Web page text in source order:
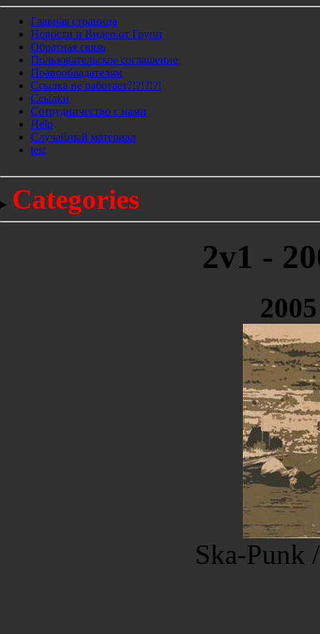
Главная страница
Новости и Видео от Групп
Обратная связь
Пользовательское соглашение
Правообладателям
Ссылка не работает?!?!?!?!
Ссылки
Сотрудничество с нами
Help
Cлучайный материал
test
Categories
2v1 -
Ska-Punk